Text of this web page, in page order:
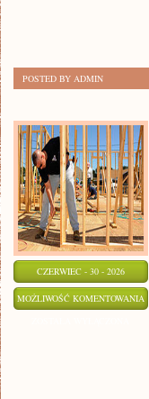
POSTED BY ADMIN
CZERWIEC - 30 - 2026
MOŻLIWOŚĆ KOMENTOWANIA